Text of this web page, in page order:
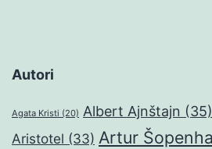
Autori
Agata Kristi (20) Albert Ajnštajn (35)
Aristotel (33) Artur